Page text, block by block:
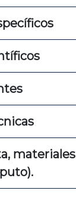
materiales